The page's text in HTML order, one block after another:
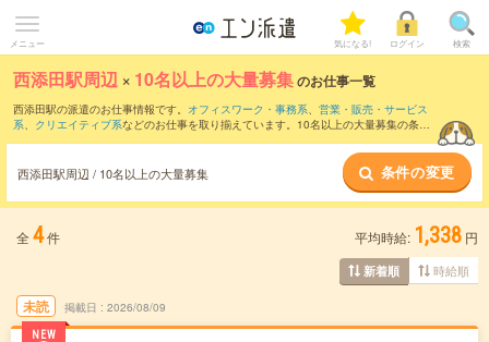
メニュー 気になる! ログイン 検索
西添田駅周辺 × 10名以上の大量募集のお仕事一覧
西添田駅の派遣のお仕事情報です。 オフィスワーク・事務系、 営業・販売・サービス
系、 クリエイティブ系などのお仕事を取り揃えています。10名以上の大量募集の条件
西添田駅周辺 / 10名以上の大量募集 条件の変更
全 4件 平均時給: 1,338 円
新着順 時給順
未読
NEW
掲載日 2026/08/09